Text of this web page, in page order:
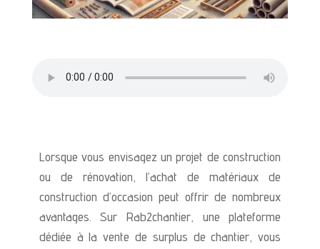
Lorsque vous envisagez un projet de construction
ou de rénovation, l’achat de matériaux de
construction d’occasion peut offrir de nombreux
avantages. Sur Rab2chantier, une plateforme
dédiée à la vente de surplus de chantier, vous